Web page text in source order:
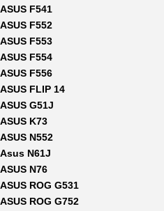
ASUS F541
ASUS F552
ASUS F553
ASUS F554
ASUS F556
ASUS FLIP 14
ASUS G51J
ASUS K73
ASUS N552
Asus N61J
ASUS N76
ASUS ROG G531
ASUS ROG G752